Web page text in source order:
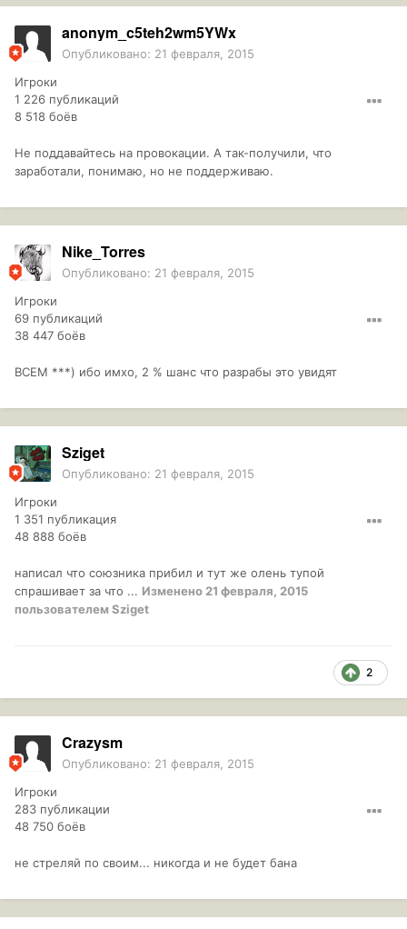
anonym_c5teh2wm5YWx
Опубликовано: 21 февраля, 2015
Игроки
1 226 публикаций
8 518 боёв
Не поддавайтесь на провокации. А так-получили, что
заработали, понимаю, но не поддерживаю.
Nike_Torres
Опубликовано: 21 февраля, 2015
Игроки
69 публикаций
38 447 боёв
ВСЕМ ***) ибо имхо, 2 % шанс что разрабы это увидят
Sziget
Опубликовано: 21 февраля, 2015
Игроки
1 351 публикация
48 888 боёв
написал что союзника прибил и тут же олень тупой
спрашивает за что ... Изменено21 февраля, 2015
пользователем Sziget
2
Crazysm
Опубликовано: 21 февраля, 2015
Игроки
283 публикации
48 750 боёв
не стреляй по своим... никогда и не будет бана